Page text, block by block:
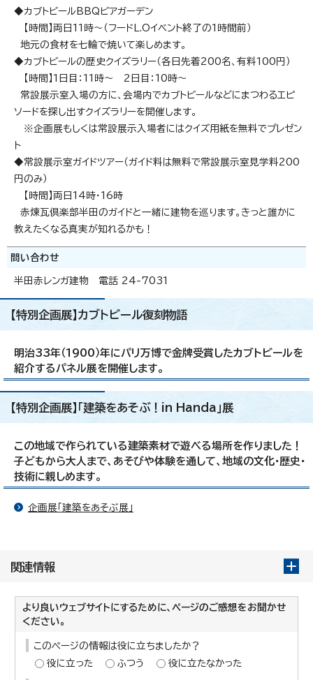
◆カブトビールBBQビアガーデン
【時間】両日11時～（フードL.Oイベント終了の1時間前）
地元の食材を七輪で焼いて楽しめます。
◆カブトビールの歴史クイズラリー（各日先着200名、有料100円）
【時間】1日目：11時～ 2日目：10時～
常設展示室入場の方に、会場内でカブトビールなどにまつわるエピ
ソードを探し出すクイズラリーを開催します。
※企画展もしくは常設展示入場者にはクイズ用紙を無料でプレゼン
ト
◆常設展示室ガイドツアー（ガイド料は無料で常設展示室見学料200
円のみ）
【時間】両日14時・16時
赤煉瓦倶楽部半田のガイドと一緒に建物を巡ります。きっと誰かに
教えたくなる真実が知れるかも！
問い合わせ
半田赤レンガ建物 電話 24-7031
【特別企画展】カブトビール復刻物語
明治33年（1900）年にパリ万博で金牌受賞したカブトビールを
紹介するパネル展を開催します。
【特別企画展】「建築をあそぶ！in Handa」展
この地域で作られている建築素材で遊べる場所を作りました！
子どもから大人まで、あそびや体験を通して、地域の文化・歴史・
技術に親しめます。
企画展「建築をあそぶ展」
関連情報
より良いウェブサイトにするために、ページのご感想をお聞かせ
ください。
このページの情報は役に立ちましたか？
役に立った
ふつう 役に立たなかった